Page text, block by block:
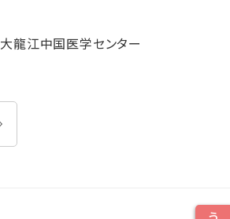
大龍江中国医学センター